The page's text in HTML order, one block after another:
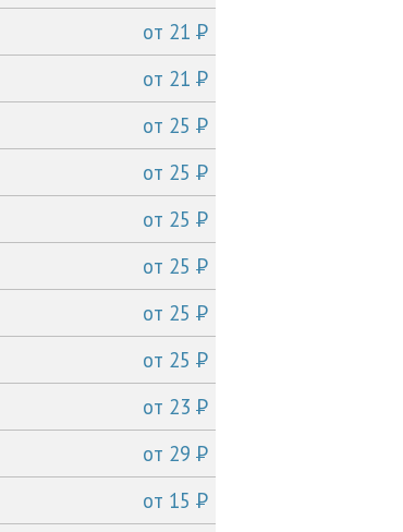
от 21P
от 21P
от 25P
от 25P
от 25P
от 25P
от 25P
от 25P
от 23P
от 29P
от 15P